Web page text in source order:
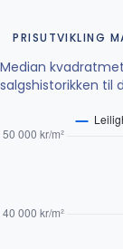
PRISUTVIKLING
Median
salgshistorikken til